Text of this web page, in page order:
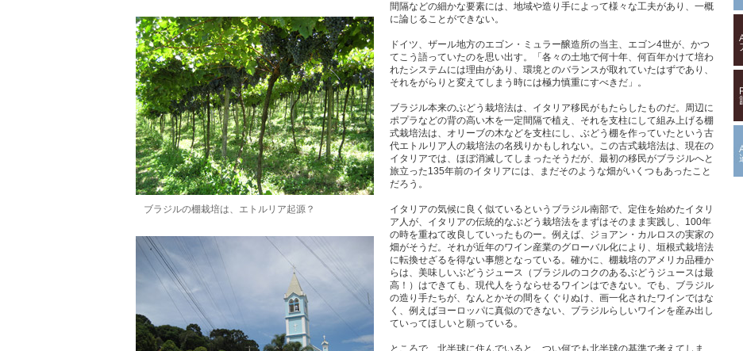
ブラジルの棚栽培は、エトルリア起源？
間隔などの細かな要素には、地域や造り手によって様々な工夫があり、一概
に論じることができない。
ドイツ、ザール地方のエゴン・ミュラー醸造所の当主、エゴン4世が、かつ
てこう語っていたのを思い出す。「各々の土地で何十年、何百年かけて培わ
れたシステムには理由があり、環境とのバランスが取れていたはずであり、
それをがらりと変えてしまう時には極力慎重にすべきだ」。
ブラジル本来のぶどう栽培法は、イタリア移民がもたらしたものだ。周辺に
ポプラなどの背の高い木を一定間隔で植え、それを支柱にして組み上げる棚
式栽培法は、オリーブの木などを支柱にし、ぶどう棚を作っていたという古
代エトルリア人の栽培法の名残りかもしれない。この古式栽培法は、現在の
イタリアでは、ほぼ消滅してしまったそうだが、最初の移民がブラジルへと
旅立った135年前のイタリアには、まだそのような畑がいくつもあったこと
だろう。
イタリアの気候に良く似ているというブラジル南部で、定住を始めたイタリ
ア人が、イタリアの伝統的なぶどう栽培法をまずはそのまま実践し、100年
の時を重ねて改良していったものー。例えば、ジョアン・カルロスの実家の
畑がそうだ。それが近年のワイン産業のグローバル化により、垣根式栽培法
に転換せざるを得ない事態となっている。確かに、棚栽培のアメリカ品種か
らは、美味しいぶどうジュース（ブラジルのコクのあるぶどうジュースは最
高！）はできても、現代人をうならせるワインはできない。でも、ブラジル
の造り手たちが、なんとかその間をくぐりぬけ、画一化されたワインではな
く、例えばヨーロッパに真似のできない、ブラジルらしいワインを産み出し
ていってほしいと願っている。
ところで、北半球に住んでいると、つい何でも北半球の基準で考えてしま